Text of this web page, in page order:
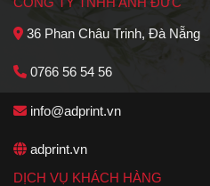
36 Phan Châu Trinh, Đà Nẵng
0766 56 54 56
info@adprint.vn
adprint.vn
DỊCH VỤ KHÁCH HÀNG